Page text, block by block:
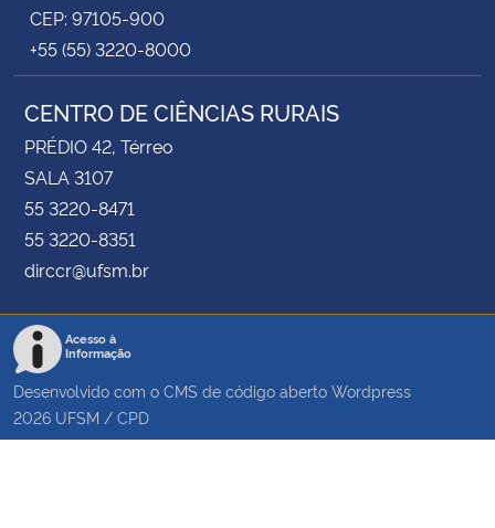
CEP: 97105-900
+55 (55) 3220-8000
CENTRO DE CIÊNCIAS RURAIS
PRÉDIO 42, Térreo
SALA 3107
55 3220-8471
55 3220-8351
dirccr@ufsm.br
Acesso à
Informação
Desenvolvido com o CMS de código aberto Wordpress
2026 UFSM / CPD